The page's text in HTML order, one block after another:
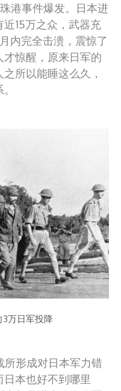
港事件爆发。日本进
15万之众，武器充
内完全击溃，震惊了
惊醒，原来日军的
所以能睡这么久，
万日军投降
所形成对日本军力错
本也好不到哪里